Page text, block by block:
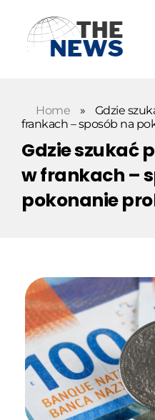
Home »
Gdzie
frankach – sposób na
Gdzie szukać
w frankach –
pokonanie